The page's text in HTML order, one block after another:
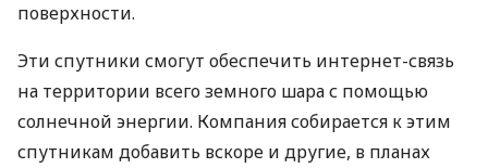
поверхности.
Эти спутники смогут обеспечить интернет-связь
на территории всего земного шара с помощью
солнечной энергии. Компания собирается к этим
спутникам добавить вскоре и другие, в планах